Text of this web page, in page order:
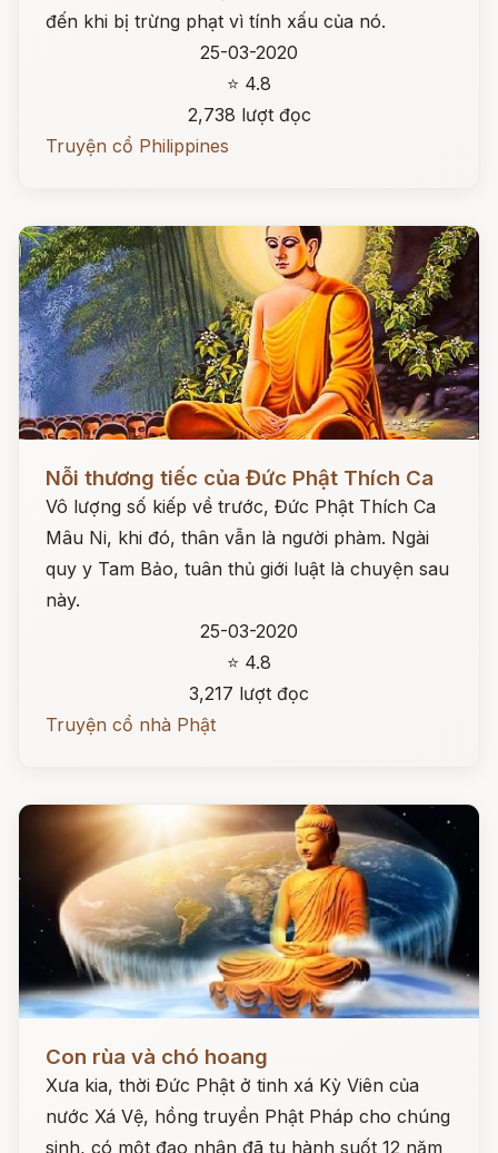
đến khi bị trừng phạt vì tính xấu của nó.
25-03-2020
⭐ 4.8
2,738 lượt đọc
Truyện cổ Philippines
Đọc ngay
Nỗi thương tiếc của Đức Phật Thích Ca
Vô lượng số kiếp về trước, Đức Phật Thích Ca
Mâu Ni, khi đó, thân vẫn là người phàm. Ngài
quy y Tam Bảo, tuân thủ giới luật là chuyện sau
này.
25-03-2020
⭐ 4.8
3,217 lượt đọc
Truyện cổ nhà Phật
Con rùa và chó hoang
Xưa kia, thời Đức Phật ở tinh xá Kỳ Viên của
nước Xá Vệ, hồng truyền Phật Pháp cho chúng
sinh, có một đạo nhân đã tu hành suốt 12 năm